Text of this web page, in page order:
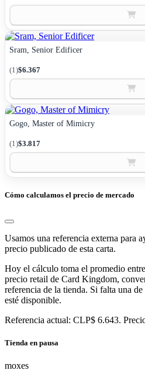
Sram, Senior Edificer
(1)$6.367
Gogo, Master of Mimicry
(1)$3.817
Cómo calculamos el precio de mercado
Usamos una referencia externa para
precio publicado de esta carta.
Hoy el cálculo toma el promedio
precio retail de Card Kingdom,
referencia de la tienda. Si falta una de
esté disponible.
Referencia actual: CLP$ 6.643.
Tienda en pausa
moxes